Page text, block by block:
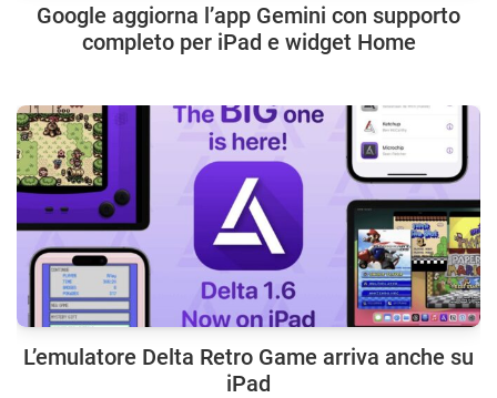
Google aggiorna l’app Gemini con supporto
completo per iPad e widget Home
L’emulatore Delta Retro Game arriva anche su
iPad